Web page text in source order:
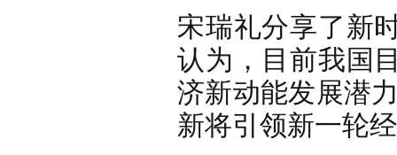
宋瑞礼分享了新
认为，目前我国
济新动能发展潜
新将引领新一轮